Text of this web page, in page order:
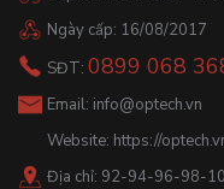
Ngày cấp: 16/08/2017
SĐT: 0899 068
Email: info@optech.vn
Website: https://
Địa chỉ: 92-94-96-98-